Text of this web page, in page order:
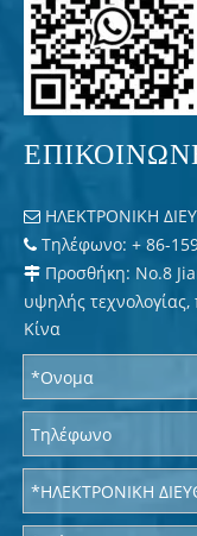
 ΗΛΕΚΤΡΟΝΙΚΗ
 Τηλέφωνο: + 86-
 Προσθήκη: No.8
υψηλής
Κίνα